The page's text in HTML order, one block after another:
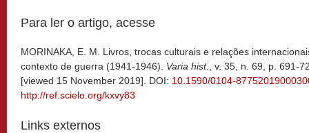
Para ler o artigo, acesse
MORINAKA, E. M. Livros, trocas culturais e relações
contexto de guerra (1941-1946). Varia hist., v. 35, n. 69, p. 691-
[viewed 15 November 2019]. DOI: 10.1590/0104-
http://ref.scielo.org/kxvy83
Links externos